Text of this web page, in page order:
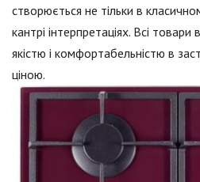
створюється не тільки в
кантрі інтерпретаціях. Всі
якістю і комфортабельністю в
ціною.